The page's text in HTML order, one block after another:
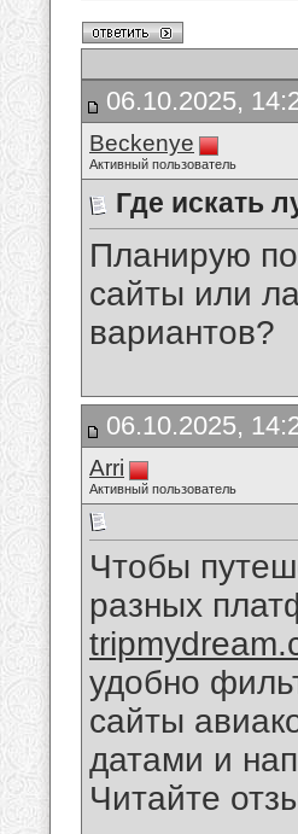
06.10.2025,
Beckenye
Активный пользователь
Где искать
Планирую
сайты или
вариантов?
06.10.2025,
Arri
Активный пользователь
Чтобы
разных
удобно
сайты
датами и
Читайте